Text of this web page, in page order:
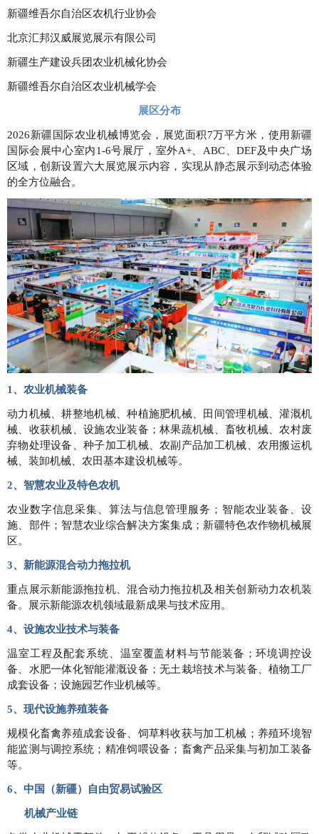
新疆维吾尔自治区农机行业协会
北京汇邦汉威展览展示有限公司
新疆生产建设兵团农业机械化协会
新疆维吾尔自治区农业机械学会
展区分布
2026新疆国际农业机械博览会，展览面积7万平方米，使用新疆
国际会展中心室内1-6号展厅，室外A+、ABC、DEF及中央广场
区域，创新设置六大展览展示内容，实现从静态展示到动态体验
的全方位融合。
1、农业机械装备
动力机械、耕整地机械、种植施肥机械、田间管理机械、灌溉机
械、收获机械、设施农业装备；林果蔬机械、畜牧机械、农村废
弃物处理设备、种子加工机械、农副产品加工机械、农用搬运机
械、装卸机械、农田基本建设机械等。
2、智慧农业及特色农机
农业数字信息采集、算法与信息管理服务；智能农业装备、设
施、部件；智慧农业综合解决方案集成；新疆特色农作物机械展
区。
3、新能源混合动力拖拉机
重点展示新能源拖拉机、混合动力拖拉机及相关创新动力农机装
备。展示新能源农机领域最新成果与技术应用。
4、设施农业技术与装备
温室工程及配套系统、温室覆盖材料与节能装备；环境调控设
备、水肥一体化智能灌溉设备；无土栽培技术与装备、植物工厂
成套设备；设施园艺作业机械等。
5、现代设施养殖装备
规模化畜禽养殖成套设备、饲草料收获与加工机械；养殖环境智
能监测与调控系统；精准饲喂设备；畜禽产品采集与初加工装备
等。
6、中国（新疆）自由贸易试验区
机械产业链